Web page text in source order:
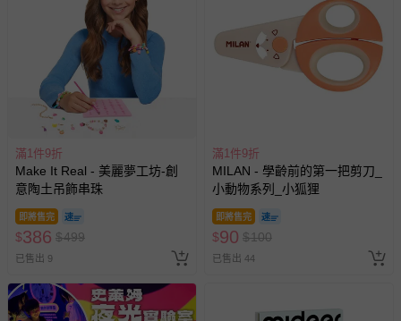
滿1件9折
Make It Real - 美麗夢工坊-創
意陶土吊飾串珠
即將售完
$386 $499
已售出 9
滿1件9折
MILAN - 學齡前的第一把剪刀_
小動物系列_小狐狸
即將售完
$90 $100
已售出 44